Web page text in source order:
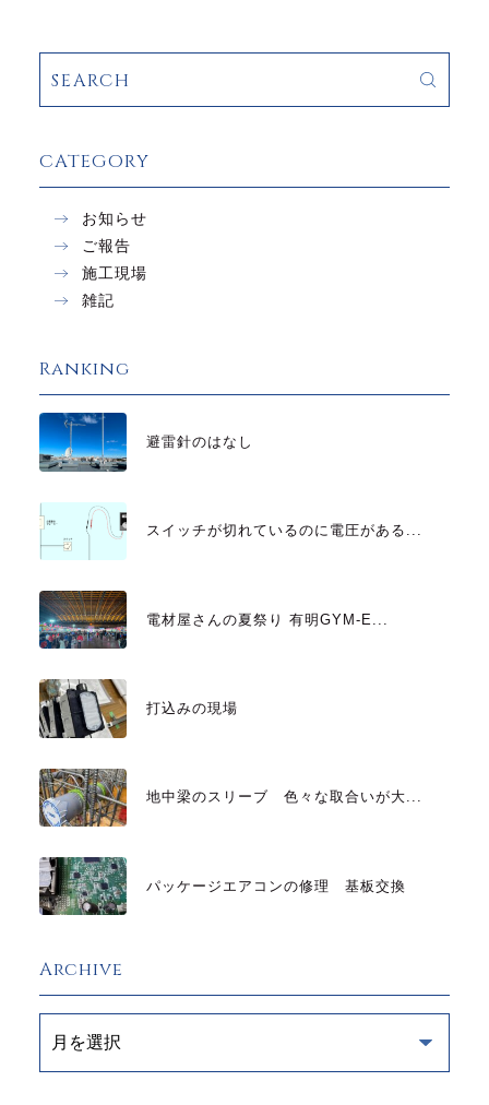
CATEGORY
お知らせ
ご報告
施工現場
雑記
Ranking
避雷針のはなし
スイッチが切れているのに電圧がある...
電材屋さんの夏祭り 有明GYM-E...
打込みの現場
地中梁のスリーブ 色々な取合いが大...
パッケージエアコンの修理 基板交換
Archive